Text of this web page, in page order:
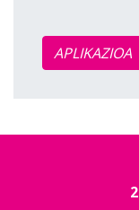
APLIKAZIOA